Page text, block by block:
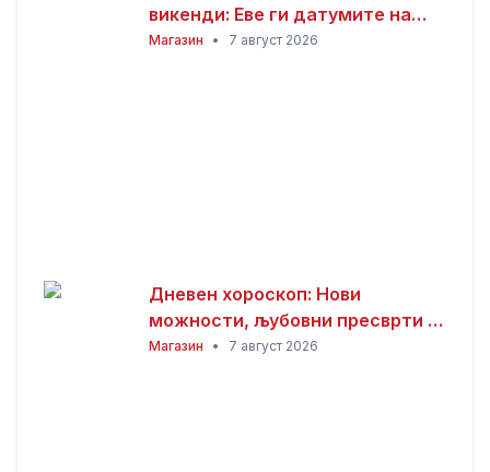
викенди: Еве ги датумите на
следните неработни денови
Магазин • 7 август 2026
Дневен хороскоп: Нови
можности, љубовни пресврти и
совети за здравјето за сите
Магазин • 7 август 2026